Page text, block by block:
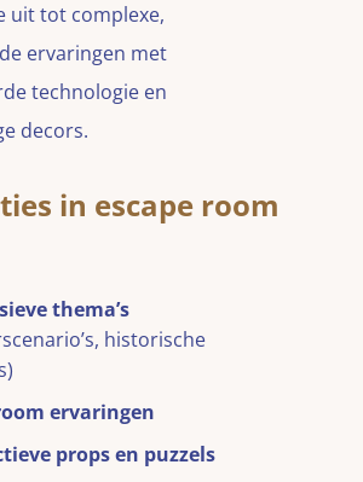
uit tot complexe,
ervaringen met
technologie en
decors.
in escape room
thema’s
historische
ervaringen
props en puzzels